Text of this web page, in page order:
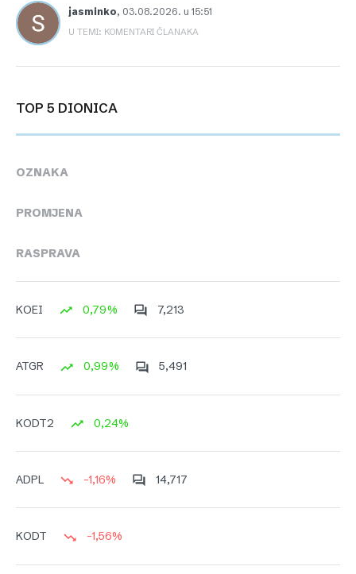
jasminko, 03.08.2026. u 15:51
U TEMI: KOMENTARI ČLANAKA
TOP 5 DIONICA
OZNAKA
PROMJENA
RASPRAVA
KOEI 0,79% 7,213
ATGR 0,99% 5,491
KODT2 0,24%
ADPL -1,16% 14,717
KODT -1,56%